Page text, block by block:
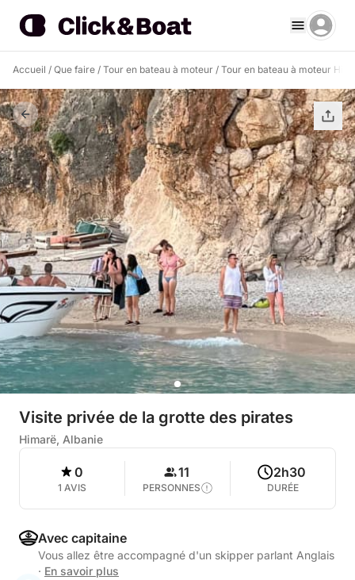
Accueil / Que faire / Tour en bateau à moteur / Tour en bateau à moteur
Visite privée de la grotte des pirates
Himarë, Albanie
0
1 AVIS
11
PERSONNES
2h30
DURÉE
Avec capitaine
Vous allez être accompagné d'un skipper parlant Anglais
· En savoir plus